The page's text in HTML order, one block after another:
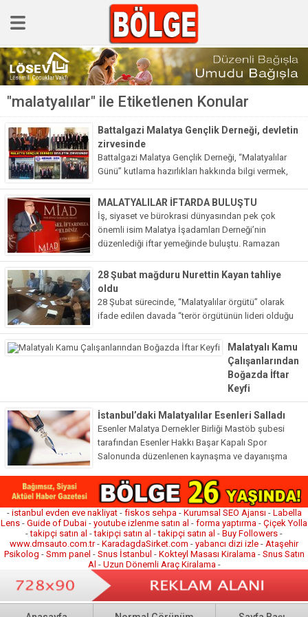
GÜNCEL
POLİTİKA
Polis & Adliye
SPOR
EKONOMİ
YAZARLAR
Sağlık & Yaşam
Kültür & Sanat
EĞİTİM
Müzik & Magazin
"malatyalılar" ile Etiketlenen Konular
Battalgazi Malatya Gençlik Derneği, devletin
zirvesinde
Battalgazi Malatya Gençlik Derneği, “Malatyalılar
Günü” kutlama hazırlıkları hakkında bilgi vermek,
bulunmak için birçok üst düzey yöneticiyle
görüşmeler sağladılar. 1. yaşını dolduran Battalgazi
Malatya Gençlik Derneği,...
MALATYALILAR İFTARDA BULUŞTU
İş, siyaset ve bürokrasi dünyasından pek çok
önemli isim Malatya İşadamları Derneği’nin
düzenlediği iftar yemeğinde buluştu. Ramazan
gerektiğini belirten MİAD Başkanı Yunus Akdaş,
Malatyalıların...
28 Şubat mağduru Nurettin Kayan tahliye
oldu
28 Şubat sürecinde, “Malatyalılar örgütü” olarak
ifade edilen davada “terör örgütünün lideri olduğu
ettiği” gerekçesiyle 2 yıldır cezaevinde kalan
Nurettin Kayan, tahliye oldu. Bandırma...
Malatyalı Kamu
Çalışanlarından
Boğazda İftar
Keyfi
Malatyalı Kamu
Çalışanlarından
Boğazda İftar
Keyfi İstanbul’daki
Malatyalı Kamu
geleneksel olarak
düzenlenen iftar
programı bu yıl
İstanbul Boğazının
eşsiz güzelliği
eşliğinde teknede
gerçekleştirildi.
İstanbul’daki Malatyalılar Esenleri Salladı
Esenler Malatya Dernekler Birliği Mastöb şubesi
tarafından Esenler Hakkı Başar Kapalı Spor
Salonunda düzenlenen kaynaşma ve dayanışma
Kapalı Spor salonunu hınca hınç dolduran...
- istanbul evden eve nakliyat- fiskos sehpa- Kurumsal SEO Ajansı - Labella
Lens - Guide of Dubai - youtube izlenme satın al - forma yaptırma - Çiçek Yolla
-takipçi satın al -takipçi satın al -takipçi satın al - Buy Followers -
www.dmsauto.com.tr- KaradagdaSirket.com - yabancı dizi izle - Ataşehir
Psikolog - Smm panel - Snus İstanbul - Kokteyl Masası Kiralama- Snus Satın
Al - Uzun Dönemli Araç Kiralama-